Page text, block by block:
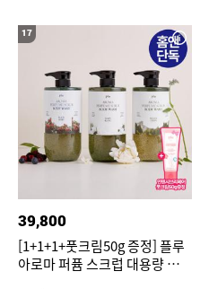
17
39,800
[1+1+1+풋크림50g 증정] 플루
아로마 퍼퓸 스크럽 대용량 바디